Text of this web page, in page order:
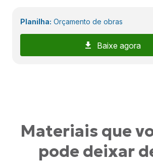
Planilha: Orçamento de obras
Baixe agora
Materiais que
pode deixar